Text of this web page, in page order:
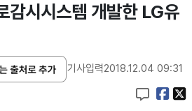
감시시스템 개발한 LG유
기사입력2018.12.04 09:31